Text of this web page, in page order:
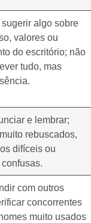
algo sobre
valores ou
do escritório; não
tudo, mas
e lembrar;
rebuscados,
difíceis ou
com outros
concorrentes
muito usados